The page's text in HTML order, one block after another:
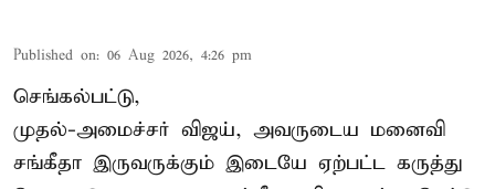
Published on: 06 Aug 2026, 4:26 pm
செங்கல்பட்டு,
முதல்-அமைச்சர் விஜய், அவருடைய மனைவி
சங்கீதா இருவருக்கும் இடையே ஏற்பட்ட கருத்து